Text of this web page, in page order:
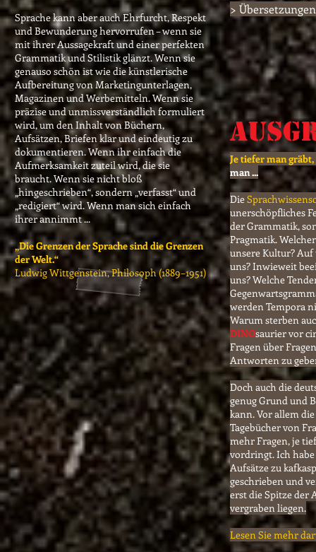
Sprache kann aber auch Ehrfurcht, Respekt
und Bewunderung hervorrufen – wenn sie
mit ihrer Aussagekraft und einer perfekten
Grammatik und Stilistik glänzt. Wenn sie
genauso schön ist wie die künstlerische
Aufbereitung von Marketingunterlagen,
Magazinen und Werbemitteln. Wenn sie
präzise und unmissverständlich formuliert
wird, um den Inhalt von Büchern,
Aufsätzen, Briefen klar und eindeutig zu
dokumentieren. Wenn ihr einfach die
Aufmerksamkeit zuteil wird, die sie
braucht. Wenn sie nicht bloß
„hingeschrieben“, sondern „verfasst“ und
„redigiert“ wird. Wenn man sich einfach
ihrer annimmt ...
„Die Grenzen der Sprache sind die Grenzen
der Welt.“
Ludwig Wittgenstein, Philosoph (1889–1951)
>
Je tiefer man gräbt,
man ...
Die
unerschöpfliches
der Grammatik,
Pragmatik.
unsere Kultur? Auf
uns? Inwieweit
uns? Welche
werden Tempora
Warum sterben
DINOsaurier vor
Fragen über
Antworten zu
Doch auch die
genug Grund und
kann. Vor allem
Tagebücher von
mehr Fragen, je
vordringt. Ich
Aufsätze zu
geschrieben und
erst die Spitze der
vergraben liegen.
Lesen Sie mehr